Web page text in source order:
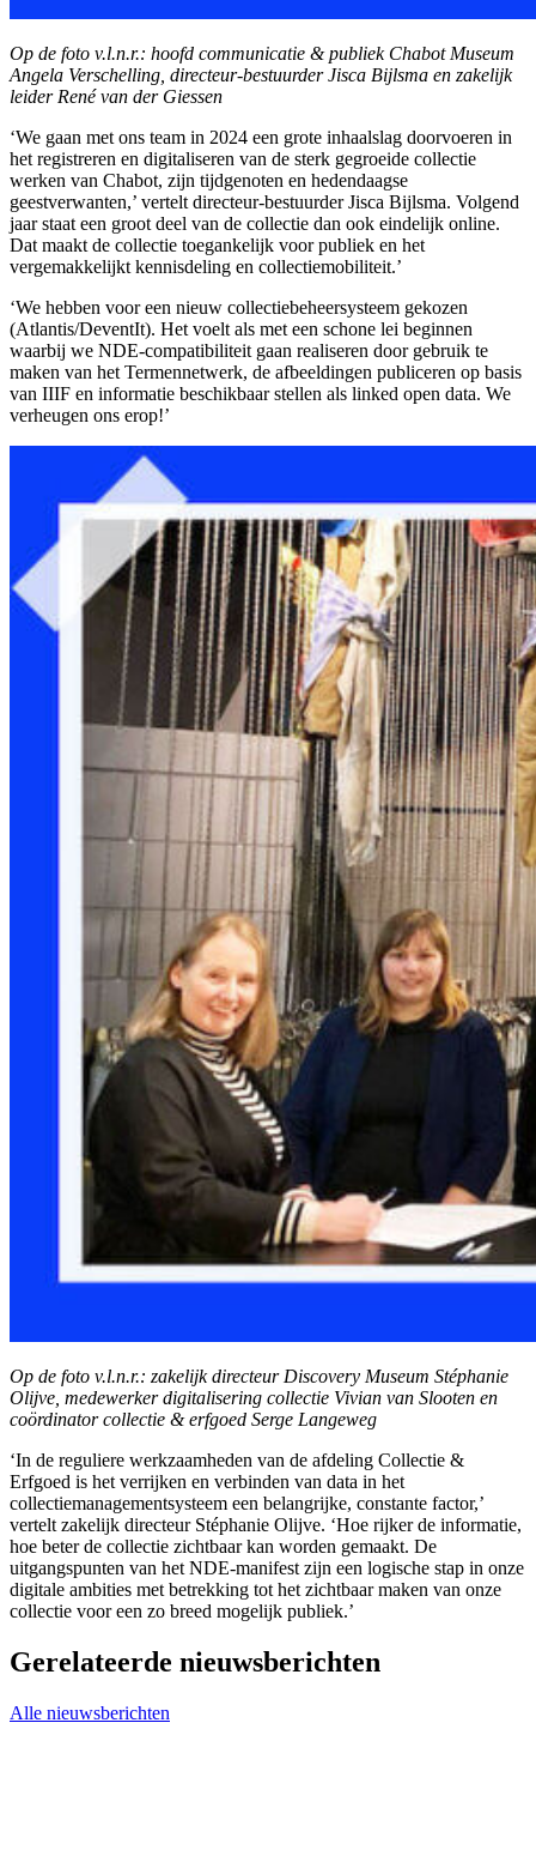
Op de foto v.l.n.r.: hoofd communicatie & publiek Chabot Museum
Angela Verschelling, directeur-bestuurder Jisca Bijlsma en zakelijk
leider René van der Giessen
‘We gaan met ons team in 2024 een grote inhaalslag doorvoeren in
het registreren en digitaliseren van de sterk gegroeide collectie
werken van Chabot, zijn tijdgenoten en hedendaagse
geestverwanten,’ vertelt directeur-bestuurder Jisca Bijlsma. Volgend
jaar staat een groot deel van de collectie dan ook eindelijk online.
Dat maakt de collectie toegankelijk voor publiek en het
vergemakkelijkt kennisdeling en collectiemobiliteit.’
‘We hebben voor een nieuw collectiebeheersysteem gekozen
(Atlantis/DeventIt). Het voelt als met een schone lei beginnen
waarbij we NDE-compatibiliteit gaan realiseren door gebruik te
maken van het Termennetwerk, de afbeeldingen publiceren op basis
van IIIF en informatie beschikbaar stellen als linked open data. We
verheugen ons erop!’
Op de foto v.l.n.r.: zakelijk directeur Discovery Museum Stéphanie
Olijve, medewerker digitalisering collectie Vivian van Slooten en
coördinator collectie & erfgoed Serge Langeweg
‘In de reguliere werkzaamheden van de afdeling Collectie &
Erfgoed is het verrijken en verbinden van data in het
collectiemanagementsysteem een belangrijke, constante factor,’
vertelt zakelijk directeur Stéphanie Olijve. ‘Hoe rijker de informatie,
hoe beter de collectie zichtbaar kan worden gemaakt. De
uitgangspunten van het NDE-manifest zijn een logische stap in onze
digitale ambities met betrekking tot het zichtbaar maken van onze
collectie voor een zo breed mogelijk publiek.’
Gerelateerde nieuwsberichten
Alle nieuwsberichten